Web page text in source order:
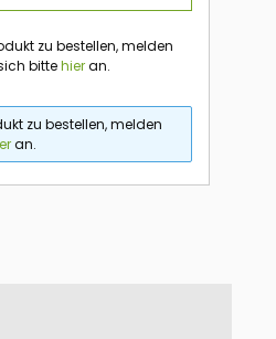
zu bestellen, melden
bittehieran.
zu bestellen, melden
an.